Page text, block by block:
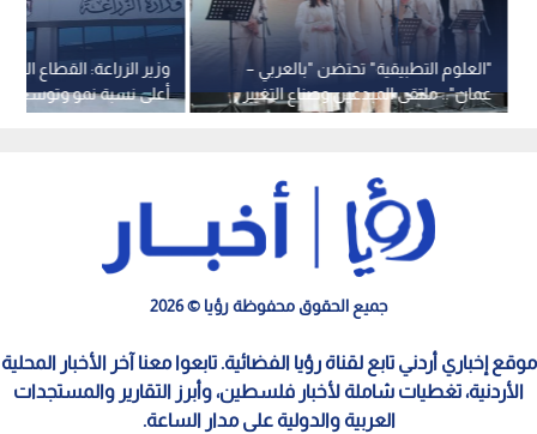
وزير الزراعة: القطاع
أعلى نسبة نمو وتوسع
الصادرات الوطنية
"العلوم التطبيقية" تحتضن "بالعربي –
عمان".. ملتقى المبدعين وصناع التغيير
جميع الحقوق محفوظة رؤيا © 2026
موقع إخباري أردني تابع لقناة رؤيا الفضائية. تابعوا معنا آخر الأخبار المحلية
الأردنية، تغطيات شاملة لأخبار فلسطين، وأبرز التقارير والمستجدات
العربية والدولية على مدار الساعة.